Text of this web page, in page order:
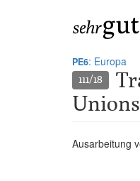
PE6: Europa
111/18
Ausarbeitung